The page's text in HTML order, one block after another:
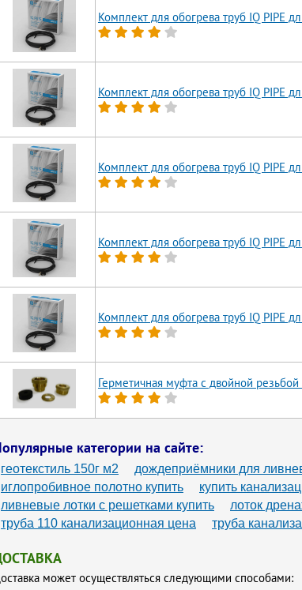
Комплект для обогрева труб IQ PIPE
Комплект для обогрева труб IQ PIPE
Комплект для обогрева труб IQ PIPE
Комплект для обогрева труб IQ PIPE
Комплект для обогрева труб IQ PIPE
Герметичная муфта с двойной
категории на сайте:
геотекстиль 150г м2 дождеприёмники для
иглопробивное полотно купить
купить
ливневые лотки с решетками купить
лоток
труба 110 канализационная цена
труба
может осуществляться следующими способами: